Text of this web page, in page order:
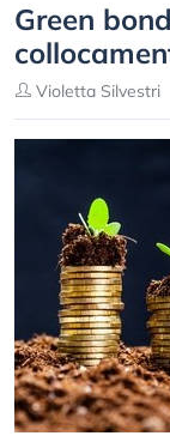
Green
Violetta Silvestri